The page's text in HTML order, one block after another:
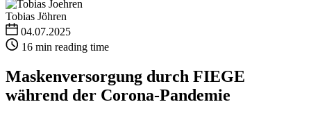
Tobias Jöhren
04.07.2025
16 min reading time
Maskenversorgung durch FIEGE
während der Corona-Pandemie